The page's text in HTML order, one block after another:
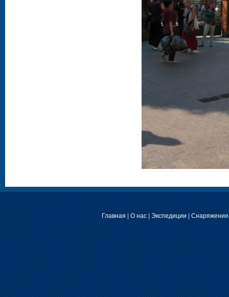
Главная | О нас| Экспедиции | Снаряжение